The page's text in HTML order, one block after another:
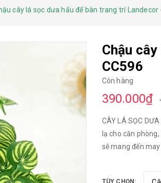
cây lá sọc dưa hấu để bàn trang trí Landecor
Chậu
CC596
Còn hàng
390.000₫
CÂY LÁ SỌC
lạ cho căn
sẽ mang đến
trang trí. Ý
TÙY CHỌN: